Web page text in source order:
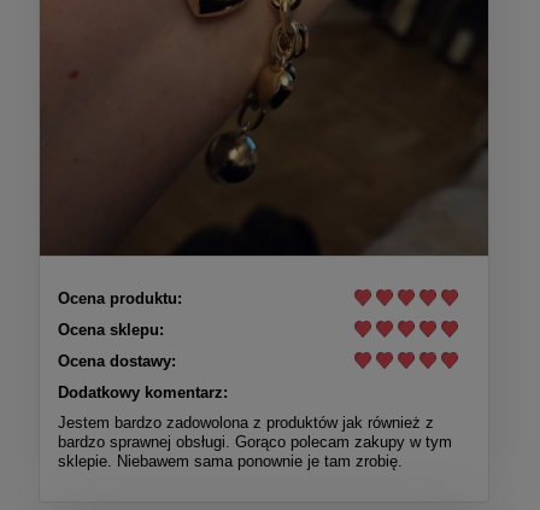
Ocena produktu:
Ocena sklepu:
Ocena dostawy:
Dodatkowy komentarz:
Jestem bardzo zadowolona z produktów jak również z
bardzo sprawnej obsługi. Gorąco polecam zakupy w tym
sklepie. Niebawem sama ponownie je tam zrobię.